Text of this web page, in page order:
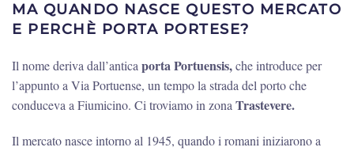
MA QUANDO NASCE QUESTO MERCATO
E PERCHÈ PORTA PORTESE?
Il nome deriva dall’antica porta Portuensis,che introduce per
l’appunto a Via Portuense, un tempo la strada del porto che
conduceva a Fiumicino. Ci troviamo in zona Trastevere.
Il mercato nasce intorno al 1945, quando i romani iniziarono a